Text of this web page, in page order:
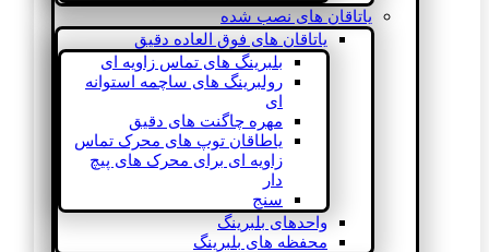
یاتاقان های نصب شده
یاتاقان های فوق العاده دقیق
بلبرینگ های تماس زاویه ای
رولبرینگ های ساچمه استوانه
ای
مهره چاگنت های دقیق
یاطاقان توپ های محرک تماس
زاویه ای برای محرک های پیچ
دار
سنج
واحدهای بلبرینگ
محفظه های بلبرینگ